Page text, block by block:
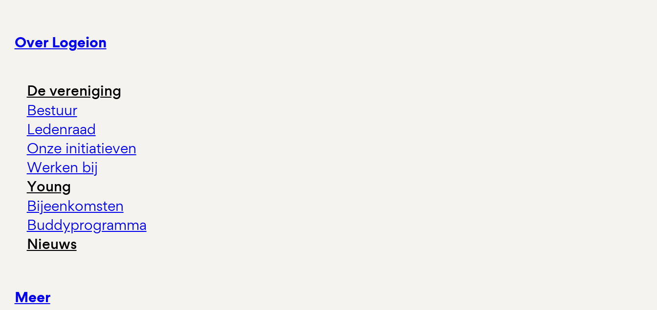
Over Logeion
De vereniging
Bestuur
Ledenraad
Onze initiatieven
Werken bij
Young
Bijeenkomsten
Buddyprogramma
Nieuws
Meer